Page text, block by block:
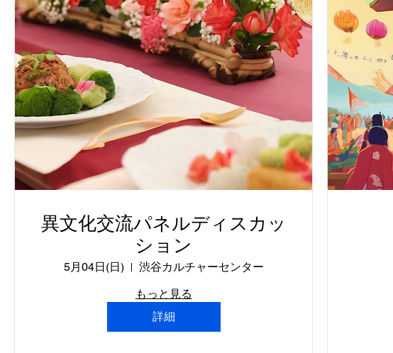
異文化交流パネルディスカッ
ション
5月04日(日)
渋谷カルチャーセンター
もっと見る
詳細